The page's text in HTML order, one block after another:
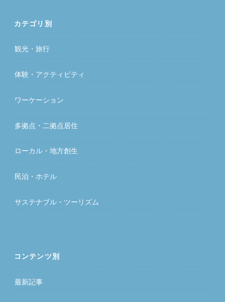
カテゴリ別
観光・旅行
体験・アクティビティ
ワーケーション
多拠点・二拠点居住
ローカル・地方創生
民泊・ホテル
サステナブル・ツーリズム
コンテンツ別
最新記事